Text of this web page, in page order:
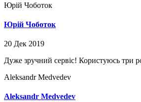
Юрій Чоботок
Юрій Чоботок
20 Дек 2019
Дуже зручний сервіс! Користуюсь три
Aleksandr Medvedev
Aleksandr Medvedev